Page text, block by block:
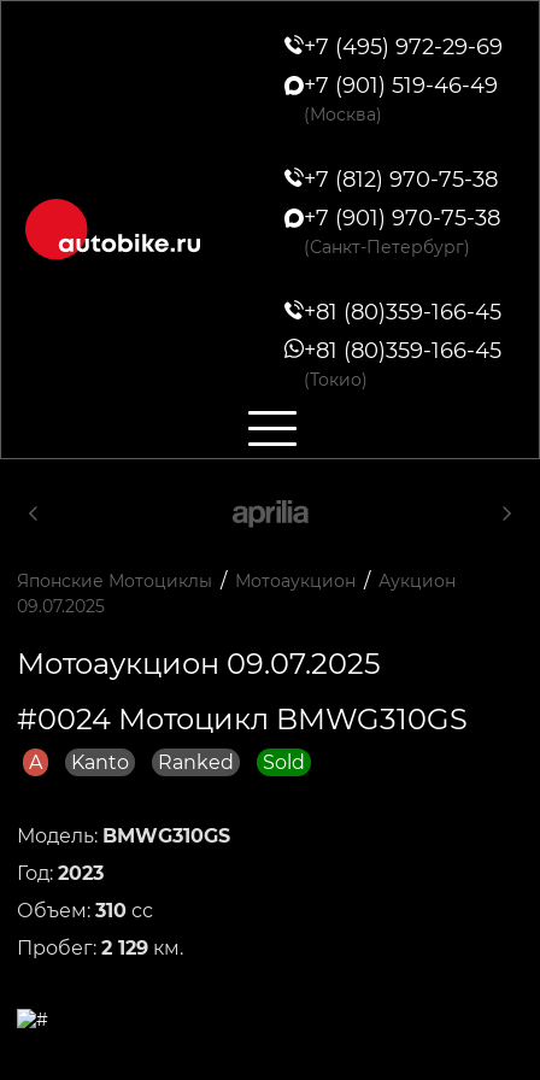
+7 (495) 972-29-69
+7 (901) 519-46-49
(Москва)
+7 (812) 970-75-38
+7 (901) 970-75-38
(Санкт-Петербург)
+81 (80)359-166-45
+81 (80)359-166-45
(Токио)
Японские Мотоциклы / Мотоаукцион / Аукцион
09.07.2025
Мотоаукцион 09.07.2025
#0024 Мотоцикл BMWG310GS
A Kanto Ranked Sold
Модель: BMWG310GS
Год: 2023
Объем: 310 сс
Пробег: 2 129 км.